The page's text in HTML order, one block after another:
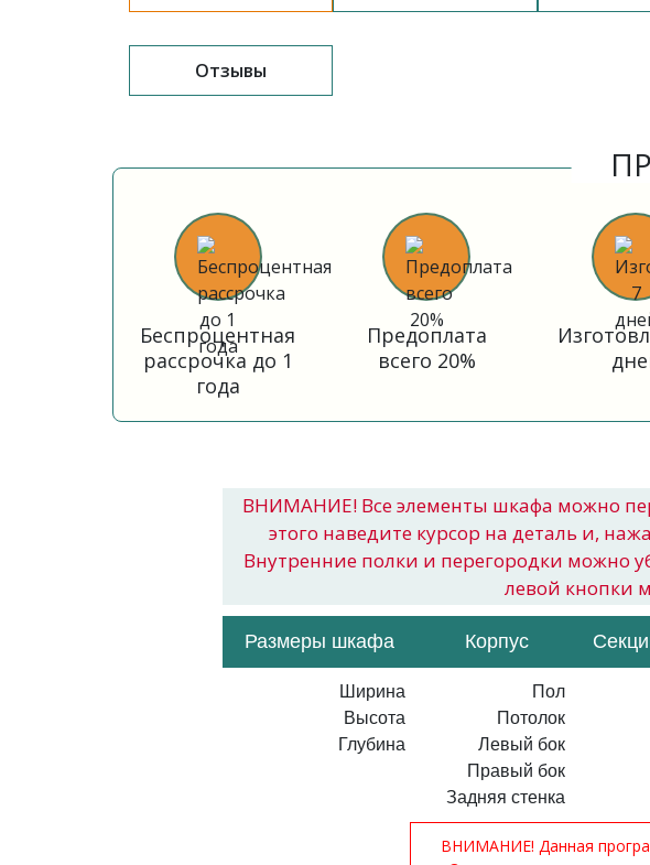
Отзывы
Беспроцентная
рассрочка до 1
года
Предоплата
всего 20%
ВНИМАНИЕ! Все элементы шкафа можно
этого наведите курсор на деталь и,
Внутренние полки и перегородки можно
левой кнопки
Размеры шкафа Корпус
Ширина
Высота
Глубина
Пол
Потолок
Левый бок
Правый бок
Задняя стенка
ВНИМАНИЕ! Данная